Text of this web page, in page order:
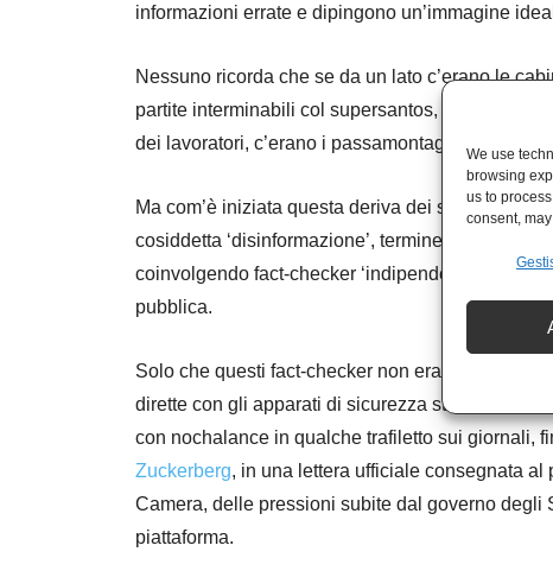
We use
browsing
us to
consent,
informazioni errate e dipingono un’immagine
Nessuno ricorda che se da un lato c’erano le
partite interminabili col supersantos, dall’altro
dei lavoratori, c’erano i passamontagna, c’era
Ma com’è iniziata questa deriva dei social? La
cosiddetta ‘disinformazione’, termine che vuol
coinvolgendo fact-checker ‘indipendenti’ e
pubblica.
Solo che questi fact-checker non erano così
dirette con gli apparati di sicurezza statunitensi
con nochalance in qualche trafiletto sui giornali,
Zuckerberg, in una lettera ufficiale consegnata
Camera, delle pressioni subite dal governo
piattaforma.